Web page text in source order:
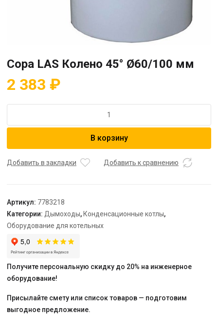
Copa LAS Колено 45° Ø60/100 мм
2 383 ₽
Copa
45°
В корзину
Добавить в закладки Добавить к сравнению
Артикул: 7783218
Категории: Дымоходы, Конденсационные котлы,
Оборудование для котельных
Получите персональную скидку до 20% на инженерное
оборудование!
Присылайте смету или список товаров — подготовим
выгодное предложение.